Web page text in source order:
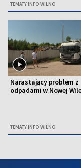
TEMATY INFO WILNO
Narastający problem z
odpadami w Nowej
TEMATY INFO WILNO